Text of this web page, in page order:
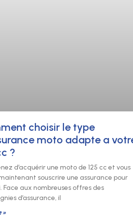
choisir le type
moto adapte a
?
d’acquérir une moto de 125 cc et vous
souscrire une assurance pour
Face aux nombreuses offres des
d’assurance, il
»